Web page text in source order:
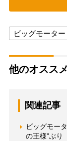
ビッグモーター
他のオスス
関連記事
ビッグモー
の王様”ぶ